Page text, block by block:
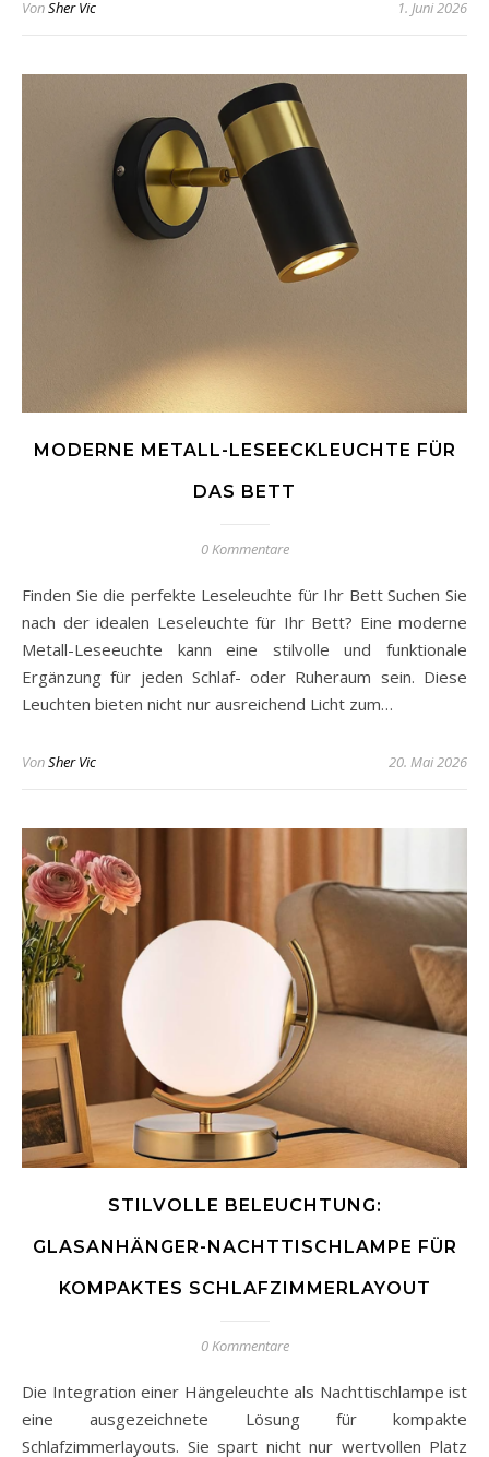
VonSher Vic 1. Juni 2026
MODERNE METALL-LESEECKLEUCHTE FÜR
DAS BETT
0 Kommentare
Finden Sie die perfekte Leseleuchte für Ihr Bett Suchen Sie
nach der idealen Leseleuchte für Ihr Bett? Eine moderne
Metall-Leseeuchte kann eine stilvolle und funktionale
Ergänzung für jeden Schlaf- oder Ruheraum sein. Diese
Leuchten bieten nicht nur ausreichend Licht zum…
VonSher Vic 20. Mai 2026
STILVOLLE BELEUCHTUNG:
GLASANHÄNGER-NACHTTISCHLAMPE FÜR
KOMPAKTES SCHLAFZIMMERLAYOUT
0 Kommentare
Die Integration einer Hängeleuchte als Nachttischlampe ist
eine ausgezeichnete Lösung für kompakte
Schlafzimmerlayouts. Sie spart nicht nur wertvollen Platz